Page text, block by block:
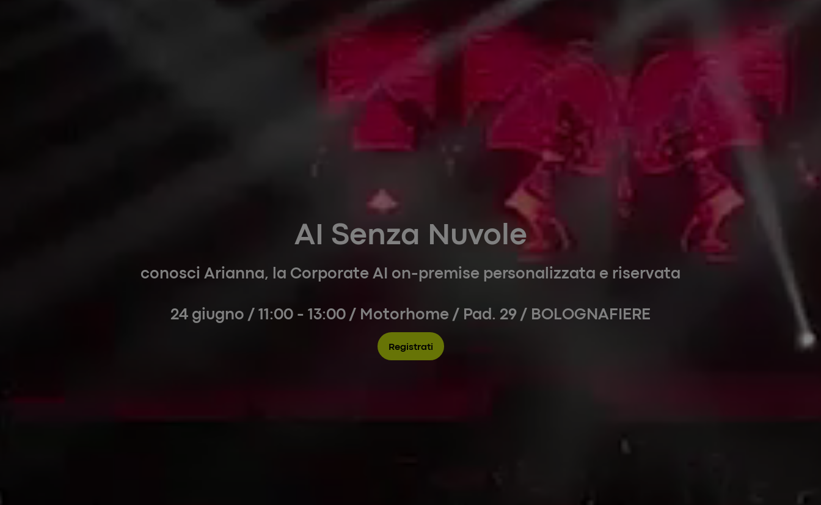
AI Senza Nuvole
conosci Arianna, la Corporate AI on-premise personalizzata e riservata
24 giugno / 11:00 - 13:00 / Motorhome / Pad. 29 / BOLOGNA FIERE
Registrati